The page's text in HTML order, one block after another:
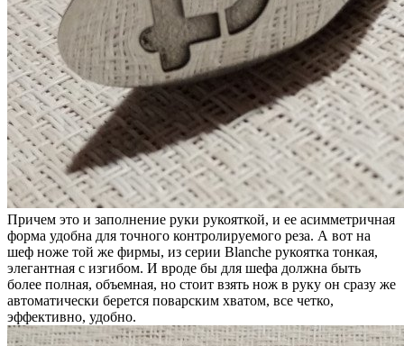
Причем это и заполнение руки рукояткой, и ее асимметричная
форма удобна для точного контролируемого реза. А вот на
шеф ноже той же фирмы, из серии Blanche рукоятка тонкая,
элегантная с изгибом. И вроде бы для шефа должна быть
более полная, объемная, но стоит взять нож в руку он сразу же
автоматически берется поварским хватом, все четко,
эффективно, удобно.